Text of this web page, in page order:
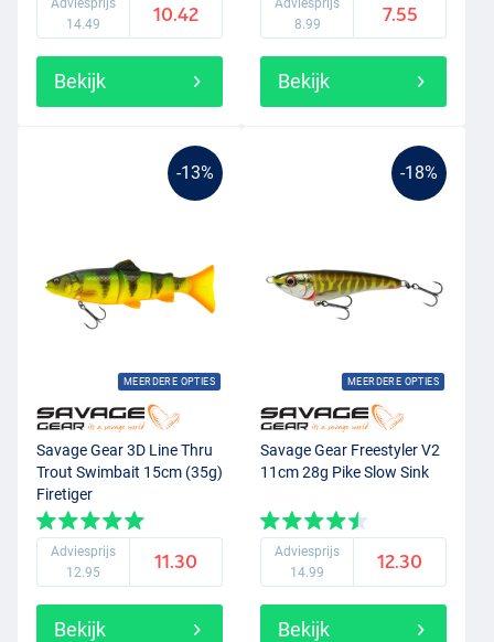
vissen, heeft Savage Gear hier echt een verandering in teweeg
gebracht. Savage Gear is niet bang om écht groot kunstaas op de
grootste roofvissen te verleiden. Dit heeft geleid tot verschillende
gericht op het subtiel vissen op met name baars en snoekbaars.
Denk hierbij aan hele lichtehengels
, klein kunstaas en lichte
loodkoppen. Ook onder de streetfishing vissers is Savage Gear dan
Adviesprijs
14.49
10.42
Bekijk
Adviesprijs
8.99
7.55
Bekijk
-13%
MEERDERE OPTIES
Savage Gear 3D Line Thru
Trout Swimbait 15cm (35g)
Firetiger
Adviesprijs
12.95
11.30
Bekijk
-18%
MEERDERE OPTIES
Savage Gear Freestyler V2
11cm 28g Pike Slow Sink
Adviesprijs
14.99
12.30
Bekijk